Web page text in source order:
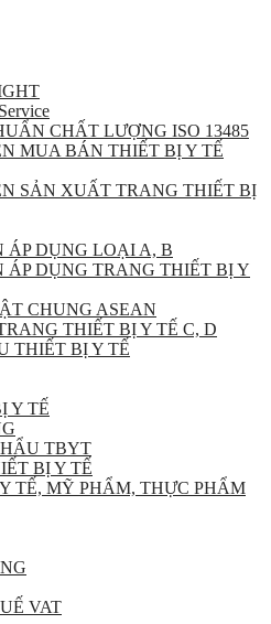
CHẤT LƯỢNG ISO 13485
MUA BÁN THIẾT BỊ Y TẾ
SẢN XUẤT TRANG THIẾT BỊ
ÁP DỤNG LOẠI A, B
ÁP DỤNG TRANG THIẾT BỊ Y
CHUNG ASEAN
THIẾT BỊ Y TẾ C, D
THIẾT BỊ Y TẾ
Y TẾ
TBYT
BỊ Y TẾ
TẾ, MỸ PHẨM, THỰC PHẨM
VAT